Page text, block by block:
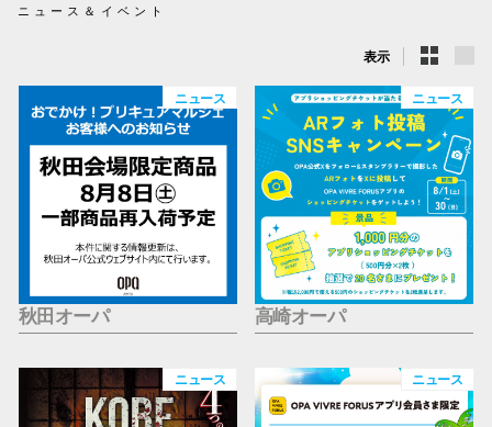
ニュース＆イベント
表示
ニュース
秋田オーパ
ニュース
高崎オーパ
ニュース ニュース
横浜ビ